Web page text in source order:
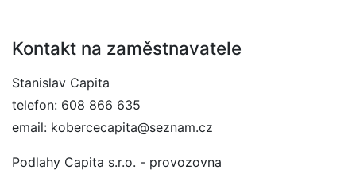
Kontakt na zaměstnavatele
Stanislav Capita
telefon: 608 866 635
email: kobercecapita@seznam.cz
Podlahy Capita s.r.o. - provozovna